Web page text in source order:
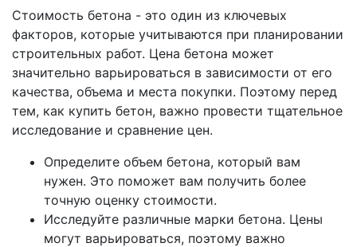
Стоимость бетона - это один из ключевых
факторов, которые учитываются при планировании
строительных работ. Цена бетона может
значительно варьироваться в зависимости от его
качества, объема и места покупки. Поэтому перед
тем, как купить бетон, важно провести тщательное
исследование и сравнение цен.
Определите объем бетона, который вам
нужен. Это поможет вам получить более
точную оценку стоимости.
Исследуйте различные марки бетона. Цены
могут варьироваться, поэтому важно